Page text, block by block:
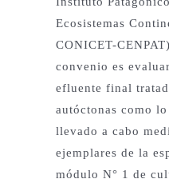
Ecosistemas
CONICET-
convenio es
efluente final
autóctonas como
llevado a cabo
ejemplares de la
módulo N° 1 de